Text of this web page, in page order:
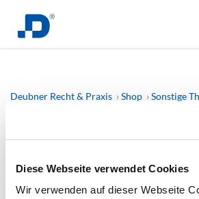
Diese Webseite verwendet Cookies
Wir verwenden auf dieser Webseite
Deubner Recht & Praxis Shop
Sonstige
So baue ich mir den perfekten Skill: Wie
dauerhaft in der KI hinterlegen – statt
Tut uns Leid! Dieses Produkt ist zur Zeit
verfügbar! (#3)